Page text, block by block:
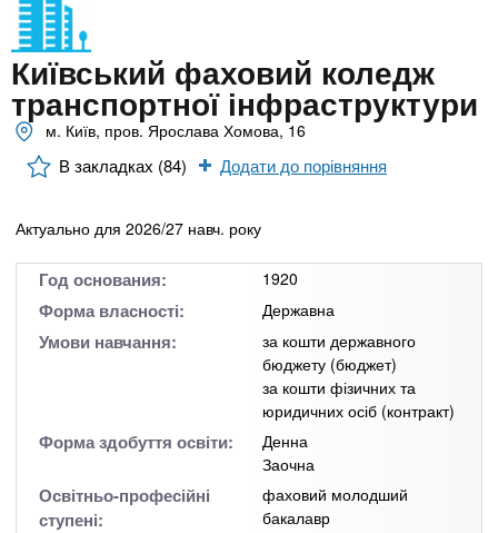
n
t
s
.
i
n
o
и
х
з
а
к
д
Онлайн курси
За кордоном
Київський фаховий коледж
транспортної інфраструктури
м. Київ, пров. Ярослава Хомова, 16
В закладках (84) Додати до порівняння
Актуально для 2026/27 навч. року
Год основания: 1920
Форма власності: Державна
Умови навчання:
за кошти державного
бюджету (бюджет)
за кошти фізичних та
юридичних осіб (контракт)
Форма здобуття освіти:
Денна
Заочна
Освітньо-професійні
ступені:
фаховий молодший
бакалавр